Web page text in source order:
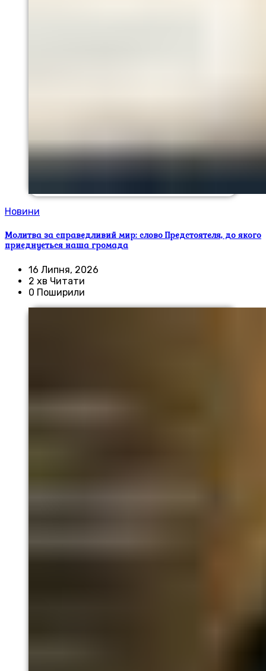
Новини
Молитва за справедливий мир: слово Предстоятеля, до якого
приєднується наша громада
16 Липня, 2026
2 хв Читати
0 Поширили